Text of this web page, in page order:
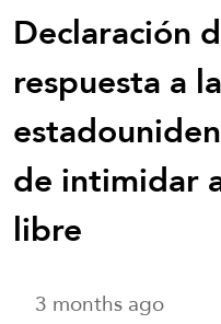
Declaración
respuesta a
de intimidar
libre
3 months ago